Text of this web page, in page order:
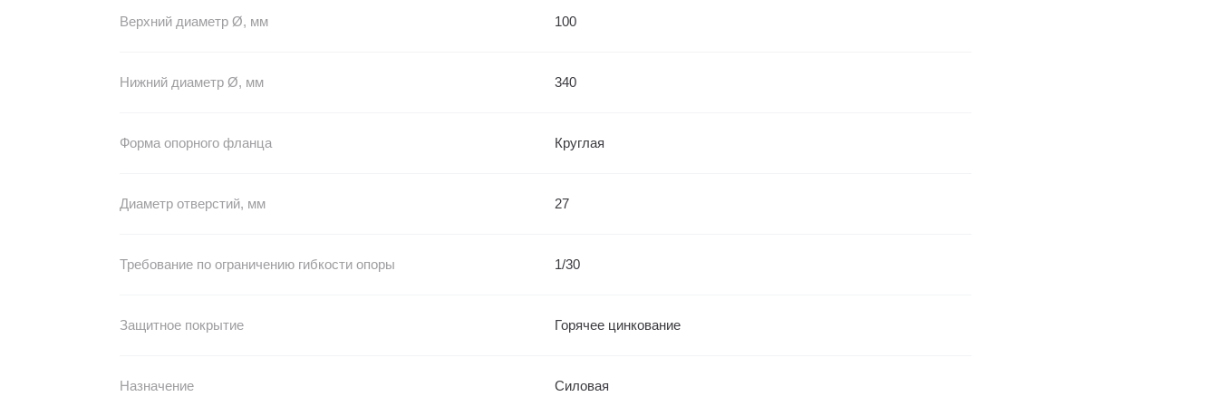
Верхний диаметр Ø, мм 100
Нижний диаметр Ø, мм 340
Форма опорного фланца Круглая
Диаметр отверстий, мм 27
Требование по ограничению гибкости опоры 1/30
Защитное покрытие Горячее цинкование
Назначение Силовая